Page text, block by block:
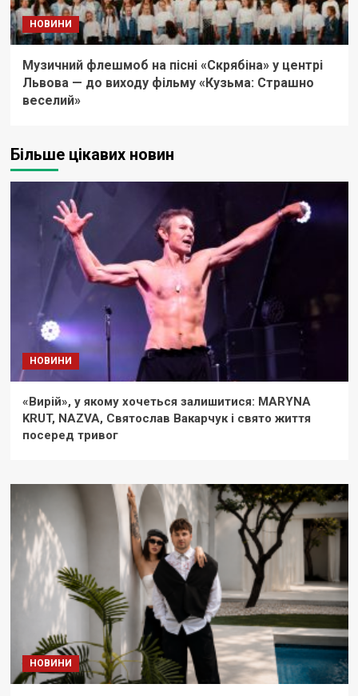
НОВИНИ
Музичний флешмоб на пісні «Скрябіна» у центрі
Львова — до виходу фільму «Кузьма: Страшно
веселий»
Більше цікавих новин
НОВИНИ
«Вирій», у якому хочеться залишитися: MARYNA
KRUT, NAZVA, Святослав Вакарчук і свято життя
посеред тривог
НОВИНИ